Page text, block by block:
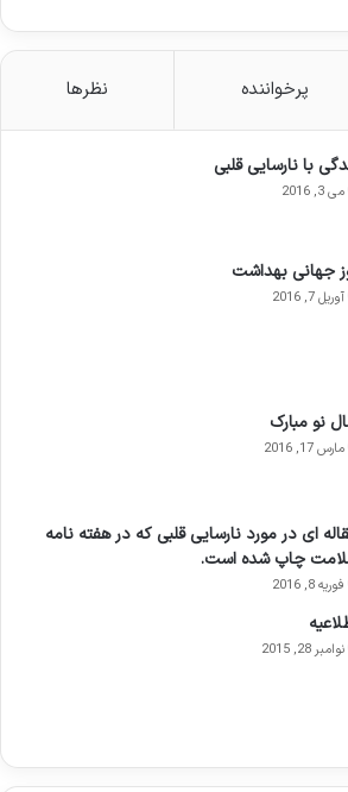
پرخواننده نظرها
با نارسایی قلبی
می 3, 2016
جهانی بهداشت
آوریل 7, 2016
نو مبارک
مارس 17, 2016
ای در مورد نارسایی قلبی که در هفته نامه
چاپ شده است.
فوریه 8, 2016
نوامبر 28, 2015